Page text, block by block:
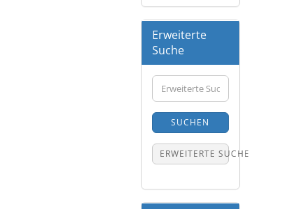
Erweiterte
Suche
Erweiterte
Suche
SUCHEN
ERWEITERTE SUCHE